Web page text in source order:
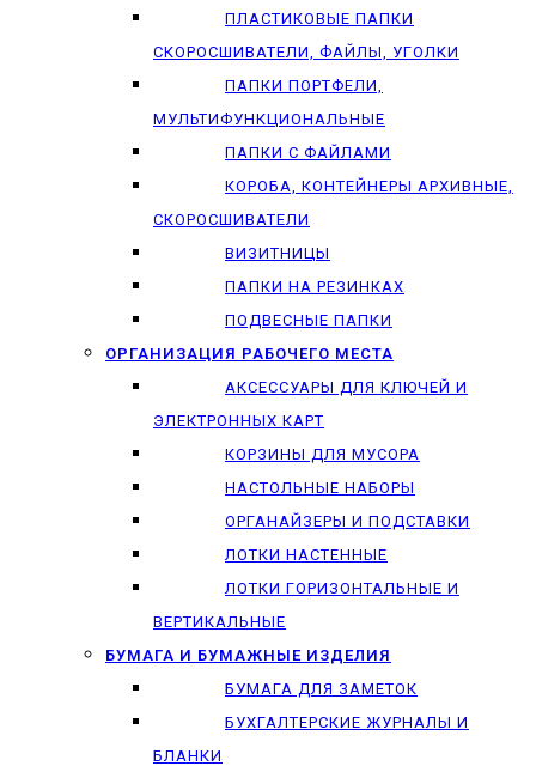
ПЛАСТИКОВЫЕ ПАПКИ
СКОРОСШИВАТЕЛИ, ФАЙЛЫ, УГОЛКИ
ПАПКИ ПОРТФЕЛИ,
МУЛЬТИФУНКЦИОНАЛЬНЫЕ
ПАПКИ С ФАЙЛАМИ
КОРОБА, КОНТЕЙНЕРЫ АРХИВНЫЕ,
СКОРОСШИВАТЕЛИ
ВИЗИТНИЦЫ
ПАПКИ НА РЕЗИНКАХ
ПОДВЕСНЫЕ ПАПКИ
ОРГАНИЗАЦИЯ РАБОЧЕГО МЕСТА
АКСЕССУАРЫ ДЛЯ КЛЮЧЕЙ И
ЭЛЕКТРОННЫХ КАРТ
КОРЗИНЫ ДЛЯ МУСОРА
НАСТОЛЬНЫЕ НАБОРЫ
ОРГАНАЙЗЕРЫ И ПОДСТАВКИ
ЛОТКИ НАСТЕННЫЕ
ЛОТКИ ГОРИЗОНТАЛЬНЫЕ И
ВЕРТИКАЛЬНЫЕ
БУМАГА И БУМАЖНЫЕ ИЗДЕЛИЯ
БУМАГА ДЛЯ ЗАМЕТОК
БУХГАЛТЕРСКИЕ ЖУРНАЛЫ И
БЛАНКИ